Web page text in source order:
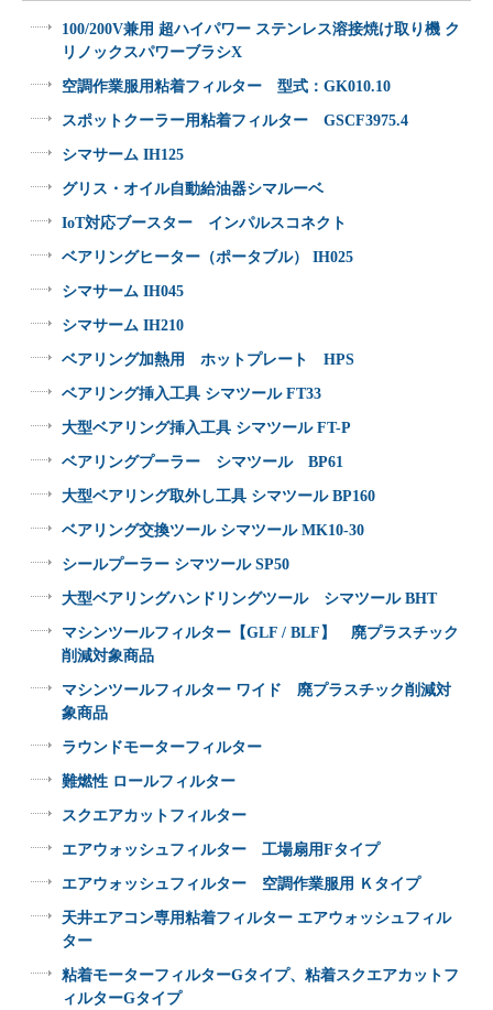
100/200V兼用 超ハイパワー ステンレス溶接焼け取り機 ク
リノックスパワーブラシX
空調作業服用粘着フィルター 型式：GK010.10
スポットクーラー用粘着フィルター GSCF3975.4
シマサーム IH125
グリス・オイル自動給油器シマルーベ
IoT対応ブースター インパルスコネクト
ベアリングヒーター（ポータブル） IH025
シマサーム IH045
シマサーム IH210
ベアリング加熱用 ホットプレート HPS
ベアリング挿入工具 シマツール FT33
大型ベアリング挿入工具 シマツール FT-P
ベアリングプーラー シマツール BP61
大型ベアリング取外し工具 シマツール BP160
ベアリング交換ツール シマツール MK10-30
シールプーラー シマツール SP50
大型ベアリングハンドリングツール シマツール BHT
マシンツールフィルター【GLF / BLF】 廃プラスチック
削減対象商品
マシンツールフィルター ワイド 廃プラスチック削減対
象商品
ラウンドモーターフィルター
難燃性 ロールフィルター
スクエアカットフィルター
エアウォッシュフィルター 工場扇用Fタイプ
エアウォッシュフィルター 空調作業服用 Ｋタイプ
天井エアコン専用粘着フィルター エアウォッシュフィル
ター
粘着モーターフィルターGタイプ、粘着スクエアカットフ
ィルターGタイプ